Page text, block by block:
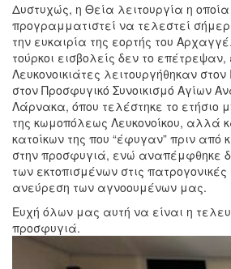
Δυστυχώς, η Θεία λειτουργία η οποία
προγραμματιστεί να τελεστεί
την ευκαιρία της εορτής του
τούρκοι εισβολείς δεν το επέτρεψαν,
Λευκονοικιάτες λειτουργήθηκαν
στον Προσφυγικό Συνοικισμό Αγίων
Λάρνακα, όπου τελέστηκε το ετήσιο
της κωμοπόλεως Λευκονοίκου, αλλά
κατοίκων της που “έφυγαν” πριν από
στην προσφυγιά, ενώ αναπέμφθηκε
των εκτοπισμένων στις πατρογονικές
ανεύρεση των αγνοουμένων μας.
Ευχή όλων μας αυτή να είναι η
προσφυγιά.